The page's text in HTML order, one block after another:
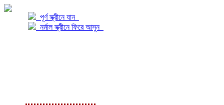
পূর্ণ স্ক্রীনে যান
নর্মাল স্ক্রীনে ফিরে আসুন